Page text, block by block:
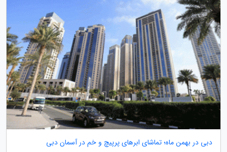
دبی در بهمن ماه؛ تماشای ابرهای پرپیچ و خم در آسمان دبی